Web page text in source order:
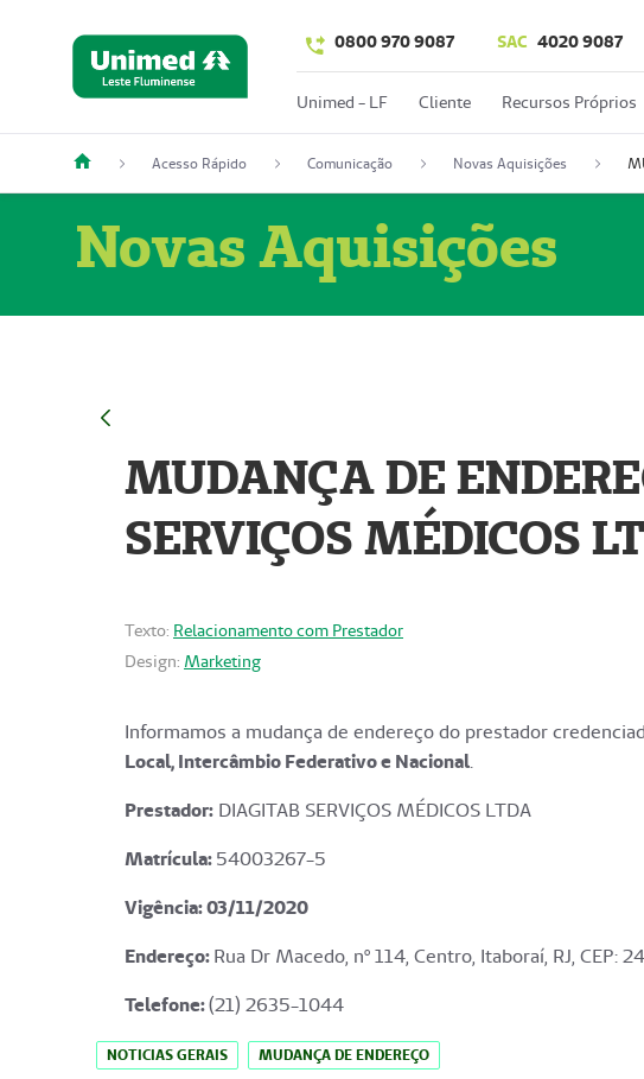
0800 970 9087 SAC 4020 9087
Unimed - LF Cliente Recursos Próprios
Acesso Rápido Comunicação Novas Aquisições
Novas Aquisições
MUDANÇA DE
SERVIÇOS MÉDICOS
Texto: Relacionamento com Prestador
Design: Marketing
Informamos a mudança de endereço do prestador
Local, Intercâmbio Federativo e Nacional.
Prestador: DIAGITAB SERVIÇOS MÉDICOS LTDA
Matrícula:54003267-5
Vigência: 03/11/2020
Endereço:Rua Dr Macedo, nº 114, Centro, Itaboraí, RJ, CEP:
Telefone:(21) 2635-1044
NOTICIAS GERAIS MUDANÇA DE ENDEREÇO